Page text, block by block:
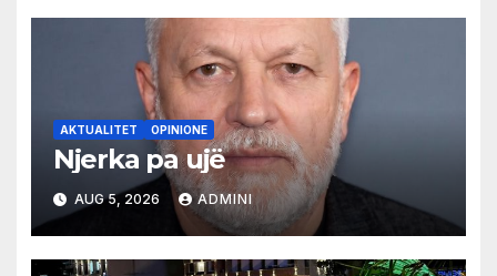
AKTUALITET OPINIONE
Njerka pa ujë
AUG 5, 2026 ADMINI